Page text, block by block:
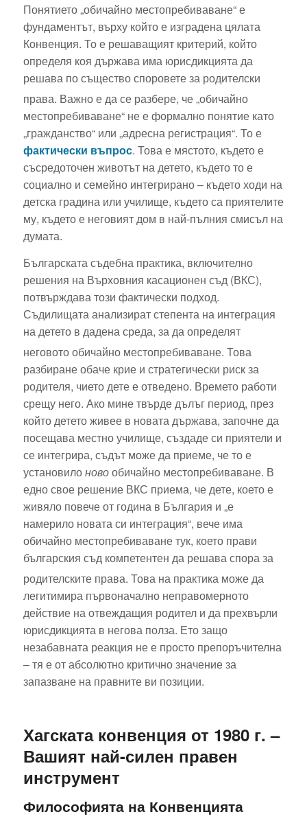
Понятието „обичайно местопребиваване“ е
фундаментът, върху който е изградена цялата
Конвенция. То е решаващият критерий, който
определя коя държава има юрисдикцията да
решава по същество споровете за родителски
права. Важно е да се разбере, че „обичайно
местопребиваване“ не е формално понятие като
„гражданство“ или „адресна регистрация“. То е
фактически въпрос. Това е мястото, където е
съсредоточен животът на детето, където то е
социално и семейно интегрирано – където ходи на
детска градина или училище, където са приятелите
му, където е неговият дом в най-пълния смисъл на
думата.
Българската съдебна практика, включително
решения на Върховния касационен съд (ВКС),
потвърждава този фактически подход.
Съдилищата анализират степента на интеграция
на детето в дадена среда, за да определят
неговото обичайно местопребиваване. Това
разбиране обаче крие и стратегически риск за
родителя, чието дете е отведено. Времето работи
срещу него. Ако мине твърде дълъг период, през
който детето живее в новата държава, започне да
посещава местно училище, създаде си приятели и
се интегрира, съдът може да приеме, че то е
установилоновообичайно местопребиваване. В
едно свое решение ВКС приема, че дете, което е
живяло повече от година в България и „е
намерило новата си интеграция“, вече има
обичайно местопребиваване тук, което прави
българския съд компетентен да решава спора за
родителските права. Това на практика може да
легитимира първоначално неправомерното
действие на отвеждащия родител и да прехвърли
юрисдикцията в негова полза. Ето защо
незабавната реакция не е просто препоръчителна
– тя е от абсолютно критично значение за
запазване на правните ви позиции.
Хагската конвенция от 1980 г. –
Вашият най-силен правен
инструмент
Философията на Конвенцията